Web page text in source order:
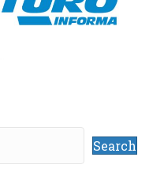
Search